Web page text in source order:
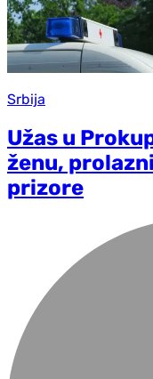
Srbija
Užas u
ženu,
prizore